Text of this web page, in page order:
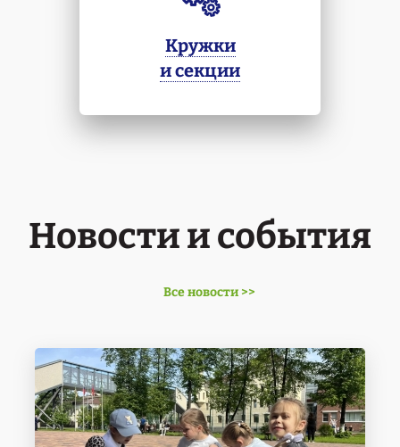
Кружки
и секции
Новости и события
Все новости >>